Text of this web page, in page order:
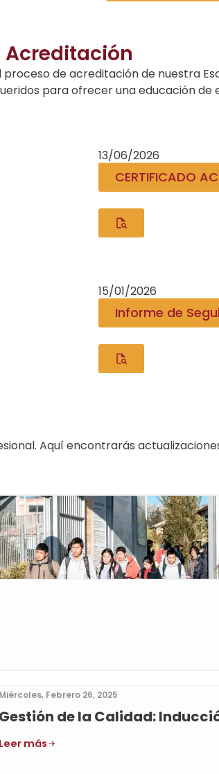
Acreditación
de acreditación de nuestra
para ofrecer una educación de
13/06/2026
CERTIFICADO
15/01/2026
Informe de
Aquí encontrarás
Miércoles, Febrero 26, 2025
Gestión de la Calidad:
Leer más